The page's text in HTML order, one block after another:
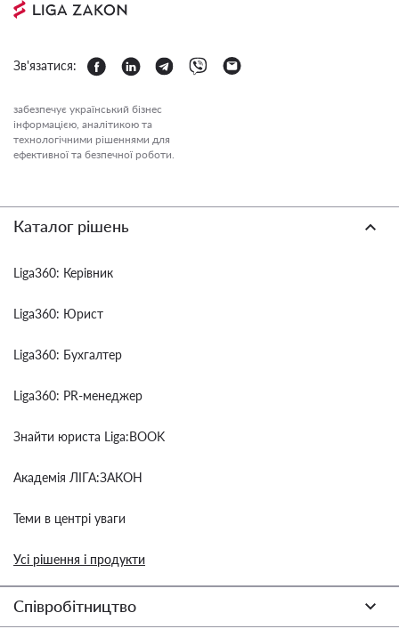
Зв'язатися:
забезпечує український бізнес
інформацією, аналітикою та
технологічними рішеннями для
ефективної та безпечної роботи.
Каталог рішень
Liga360: Керівник
Liga360: Юрист
Liga360: Бухгалтер
Liga360: PR-менеджер
Знайти юриста Liga:BOOK
Академія ЛІГА:ЗАКОН
Теми в центрі уваги
Усі рішення і продукти
Співробітництво